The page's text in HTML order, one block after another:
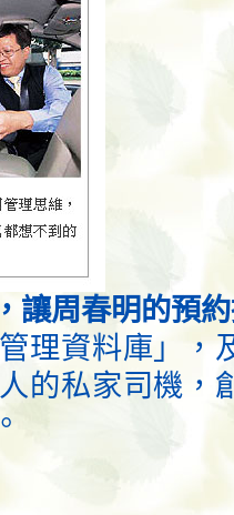
讓周春明的預
理資料庫」，
的私家司機，